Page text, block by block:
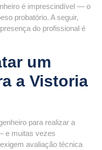
é imprescindível — o
probatório. A seguir,
do profissional é
um
a Vistoria
para realizar a
e muitas vezes
avaliação técnica